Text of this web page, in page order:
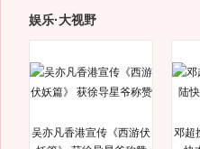
娱乐·大视野
吴亦凡香港宣传《西游伏
邓超